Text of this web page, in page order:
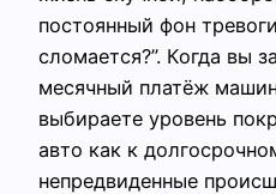
постоянный фон
сломается?”. Когда вы
месячный платёж
выбираете уровень
авто как к
непредвиденные